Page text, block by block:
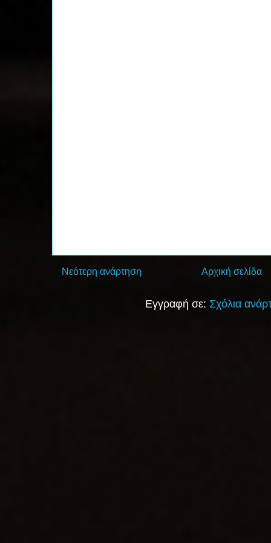
Νεότερη ανάρτηση Αρχική σελίδα
Εγγραφή σε: Σχόλια